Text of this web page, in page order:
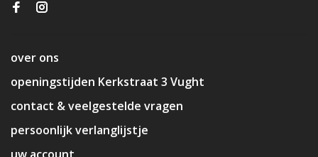
over ons
openingstijden Kerkstraat 3 Vught
contact & veelgestelde vragen
persoonlijk verlanglijstje